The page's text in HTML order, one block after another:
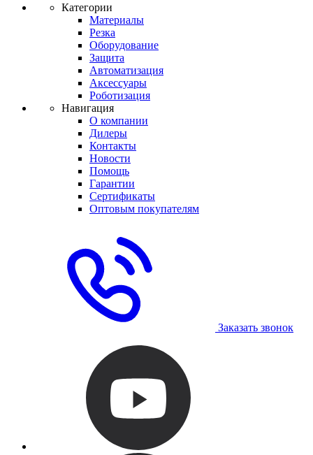
Категории
Материалы
Резка
Оборудование
Защита
Автоматизация
Аксессуары
Роботизация
Навигация
О компании
Дилеры
Контакты
Новости
Помощь
Гарантии
Сертификаты
Оптовым покупателям
Заказать звонок